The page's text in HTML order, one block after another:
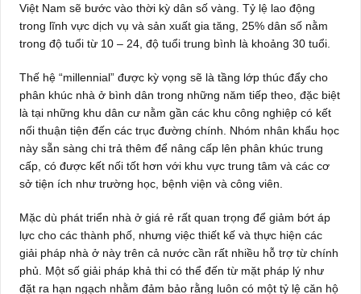
Việt Nam sẽ bước vào thời kỳ dân số vàng. Tỷ lệ lao động
trong lĩnh vực dịch vụ và sản xuất gia tăng, 25% dân số nằm
trong độ tuổi từ 10 – 24, độ tuổi trung bình là khoảng 30 tuổi.
Thế hệ “millennial” được kỳ vọng sẽ là tầng lớp thúc đẩy cho
phân khúc nhà ở bình dân trong những năm tiếp theo, đặc biệt
là tại những khu dân cư nằm gần các khu công nghiệp có kết
nối thuận tiện đến các trục đường chính. Nhóm nhân khẩu học
này sẵn sàng chi trả thêm để nâng cấp lên phân khúc trung
cấp, có được kết nối tốt hơn với khu vực trung tâm và các cơ
sở tiện ích như trường học, bệnh viện và công viên.
Mặc dù phát triển nhà ở giá rẻ rất quan trọng để giảm bớt áp
lực cho các thành phố, nhưng việc thiết kế và thực hiện các
giải pháp nhà ở này trên cả nước cần rất nhiều hỗ trợ từ chính
phủ. Một số giải pháp khả thi có thể đến từ mặt pháp lý như
đặt ra hạn ngạch nhằm đảm bảo rằng luôn có một tỷ lệ căn hộ